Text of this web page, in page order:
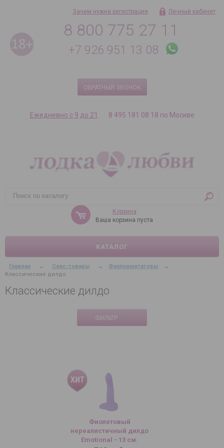
8 800 775 27 11
+7 926 951 13 08
ОБРАТНЫЙ ЗВОНОК
Зачем нужна регистрация Личный кабинет
Ежедневно с 9 до 21 8 495 181 08 18 по Москве
Корзина
Ваша корзина пуста
КАТАЛОГ
Главная → Секс-товары → Фаллоимитаторы
→
Классические дилдо
Классические дилдо
ФИЛЬТР
Фиолетовый
нереалистичный дилдо
Emotional - 13 см.